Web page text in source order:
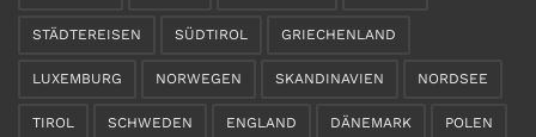
STÄDTEREISEN SÜDTIROL GRIECHENLAND
LUXEMBURG NORWEGEN SKANDINAVIEN NORDSEE
TIROL SCHWEDEN ENGLAND DÄNEMARK POLEN